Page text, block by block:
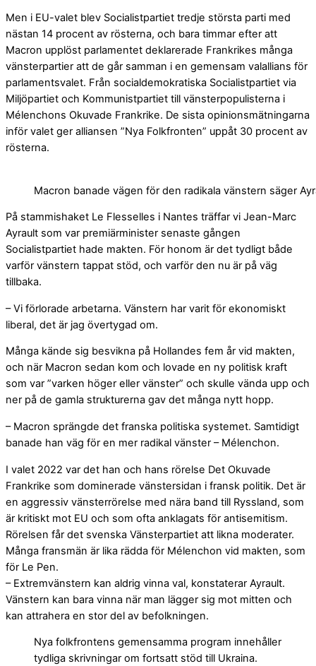
Men i EU-valet blev Socialistpartiet tredje största parti med
nästan 14 procent av rösterna, och bara timmar efter att
Macron upplöst parlamentet deklarerade Frankrikes många
vänsterpartier att de går samman i en gemensam valallians för
parlamentsvalet. Från socialdemokratiska Socialistpartiet via
Miljöpartiet och Kommunistpartiet till vänsterpopulisterna i
Mélenchons Okuvade Frankrike. De sista opinionsmätningarna
inför valet ger alliansen ”Nya Folkfronten” uppåt 30 procent av
rösterna.
Macron banade vägen för den radikala vänstern säger
På stammishaket Le Flesselles i Nantes träffar vi Jean-Marc
Ayrault som var premiärminister senaste gången
Socialistpartiet hade makten. För honom är det tydligt både
varför vänstern tappat stöd, och varför den nu är på väg
tillbaka.
– Vi förlorade arbetarna. Vänstern har varit för ekonomiskt
liberal, det är jag övertygad om.
Många kände sig besvikna på Hollandes fem år vid makten,
och när Macron sedan kom och lovade en ny politisk kraft
som var ”varken höger eller vänster” och skulle vända upp och
ner på de gamla strukturerna gav det många nytt hopp.
– Macron sprängde det franska politiska systemet. Samtidigt
banade han väg för en mer radikal vänster – Mélenchon.
I valet 2022 var det han och hans rörelse Det Okuvade
Frankrike som dominerade vänstersidan i fransk politik. Det är
en aggressiv vänsterrörelse med nära band till Ryssland, som
är kritiskt mot EU och som ofta anklagats för antisemitism.
Rörelsen får det svenska Vänsterpartiet att likna moderater.
Många fransmän är lika rädda för Mélenchon vid makten, som
för Le Pen.
– Extremvänstern kan aldrig vinna val, konstaterar Ayrault.
Vänstern kan bara vinna när man lägger sig mot mitten och
kan attrahera en stor del av befolkningen.
Nya folkfrontens gemensamma program innehåller
tydliga skrivningar om fortsatt stöd till Ukraina.